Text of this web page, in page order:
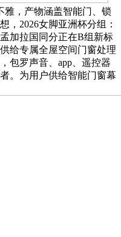
雅，产物涵盖智能门、锁
，2026女脚亚洲杯分组：
加拉国同分正在B组新标
给专属全屋空间门窗处理
包罗声音、app、遥控器
。为用户供给智能门窗幕